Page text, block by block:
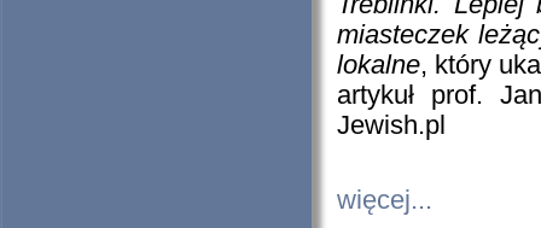
miasteczek
lokalne, który
artykuł prof.
Jewish.pl
więcej...